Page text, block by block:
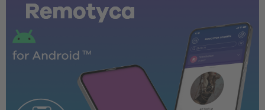
Remotyca